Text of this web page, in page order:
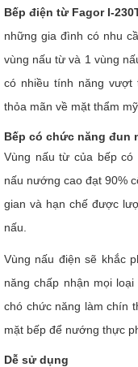
Bếp điện từ Fagor I-
những gia đình có nhu
vùng nấu từ và 1 vùng
có nhiều tính năng vượt
thỏa mãn về mặt thẩm
Bếp có chức năng đun
Vùng nấu từ của bếp
nấu nướng cao đạt 90%
gian và hạn chế được
nấu.
Vùng nấu điện sẽ khắc
năng chấp nhận mọi
chó chức năng làm chín
mặt bếp để nướng thực
Dễ sử dụng